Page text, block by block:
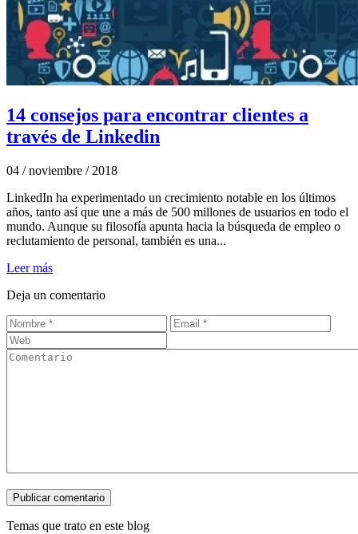
14 consejos para encontrar clientes a
través de Linkedin
04 / noviembre / 2018
LinkedIn ha experimentado un crecimiento notable en los últimos
años, tanto así que une a más de 500 millones de usuarios en todo el
mundo. Aunque su filosofía apunta hacia la búsqueda de empleo o
reclutamiento de personal, también es una...
Leer más
Deja un comentario
Publicar comentario
Temas que trato en este blog